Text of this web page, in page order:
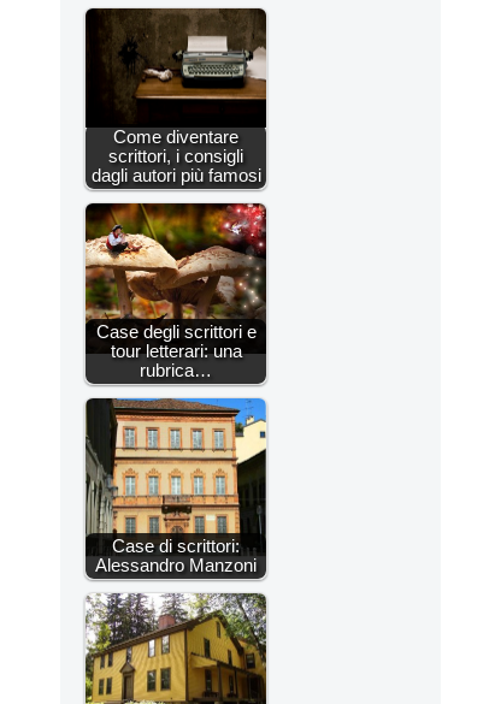
Come diventare
scrittori, i consigli
dagli autori più famosi
Case degli scrittori e
tour letterari: una
rubrica…
Case di scrittori:
Alessandro Manzoni